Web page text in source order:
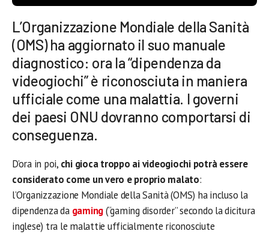
L’Organizzazione Mondiale della Sanità
(OMS) ha aggiornato il suo manuale
diagnostico: ora la “dipendenza da
videogiochi” è riconosciuta in maniera
ufficiale come una malattia. I governi
dei paesi ONU dovranno comportarsi di
conseguenza.
D’ora in poi, chi gioca troppo ai videogiochi potrà essere
considerato come un vero e proprio malato:
l’Organizzazione Mondiale della Sanità (OMS) ha incluso la
dipendenza da gaming(“gaming disorder” secondo la dicitura
inglese) tra le malattie ufficialmente riconosciute